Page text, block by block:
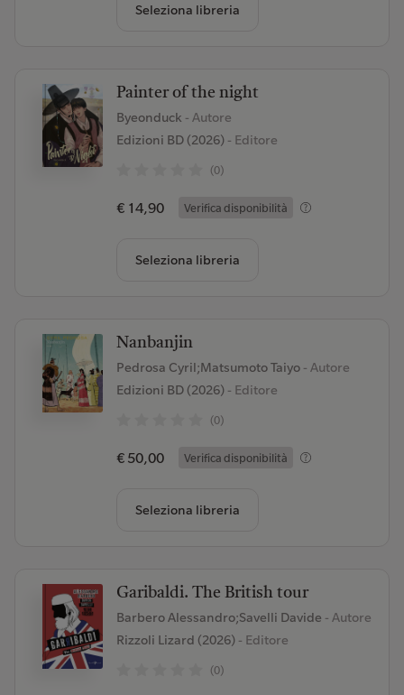
Seleziona libreria
Painter of the night
Byeonduck - Autore
Edizioni BD (2026)- Editore
(0)
€ 14,90 Verifica disponibilità
Seleziona libreria
Nanbanjin
Pedrosa Cyril;Matsumoto Taiyo - Autore
Edizioni BD (2026)- Editore
(0)
€ 50,00 Verifica disponibilità
Seleziona libreria
Garibaldi. The British tour
Barbero Alessandro;Savelli Davide - Autore
Rizzoli Lizard (2026)- Editore
(0)